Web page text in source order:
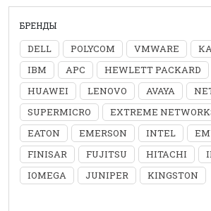
БРЕНДЫ
DELL POLYCOM VMWARE
IBM
APC HEWLETT PACKARD
HUAWEI
LENOVO AVAYA
SUPERMICRO
EXTREME
EATON
EMERSON INTEL
FINISAR
FUJITSU HITACHI
IOMEGA
JUNIPER KINGSTON